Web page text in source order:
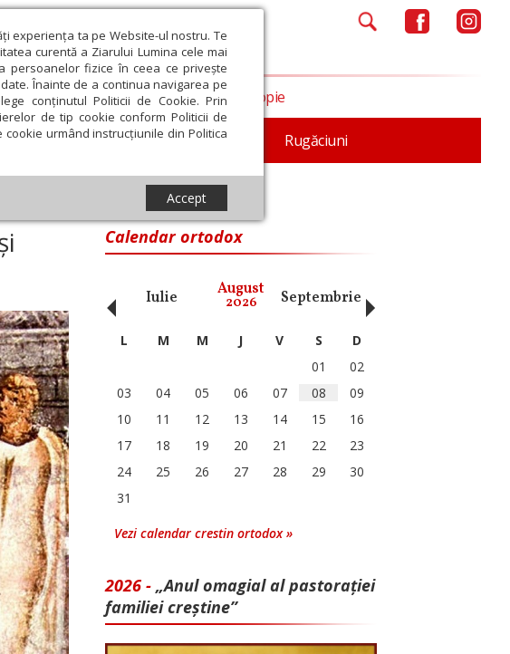
experiența ta pe Website-ul nostru. Te
curentă a Ziarului Lumina cele mai
persoanelor fizice în ceea ce privește
Înainte de a continua navigarea pe
conținutul Politicii de Cookie. Prin
de tip cookie conform Politicii de
urmând instrucțiunile din Politica
Accept
Liturgica Patristica Rugăciuni
Societate Opinii Filantropie
Calendar ortodox
Iulie August
2026 Septembrie Octombrie
‹ L M M J V S
D
01
02
03
04 05 06 07 08
09
10
11 12 13 14 15
16
17
18 19 20 21 22
23
24
25 26 27 28 29
30
31
Vezi calendar crestin ortodox »
2026 - „Anul omagial al pastorației
familiei creștine”